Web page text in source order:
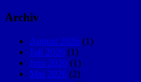
Archiv
August 2026 (1)
Juli 2026 (1)
Juni 2026 (1)
Mai 2026 (2)